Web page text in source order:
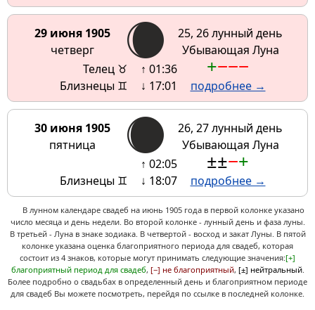
29 июня 1905
четверг
25, 26 лунный день
Убывающая Луна
Телец ♉
Близнецы ♊
↑ 01:36
↓ 17:01
+−−−
подробнее →
30 июня 1905
пятница
26, 27 лунный день
Убывающая Луна
Близнецы ♊
↑ 02:05
↓ 18:07
±±−+
подробнее →
В лунном календаре свадеб на июнь 1905 года в первой колонке указано
число месяца и день недели. Во второй колонке - лунный день и фаза луны.
В третьей - Луна в знаке зодиака. В четвертой - восход и закат Луны. В пятой
колонке указана оценка благоприятного периода для свадеб, которая
состоит из 4 знаков, которые могут принимать следующие значения:[+]
благоприятный период для свадеб, [−] не благоприятный, [±] нейтральный.
Более подробно о свадьбах в определенный день и благоприятном периоде
для свадеб Вы можете посмотреть, перейдя по ссылке в последней колонке.